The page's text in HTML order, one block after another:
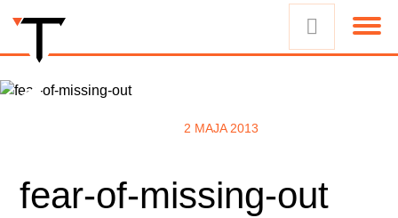
2 MAJA 2013
fear-of-missing-out